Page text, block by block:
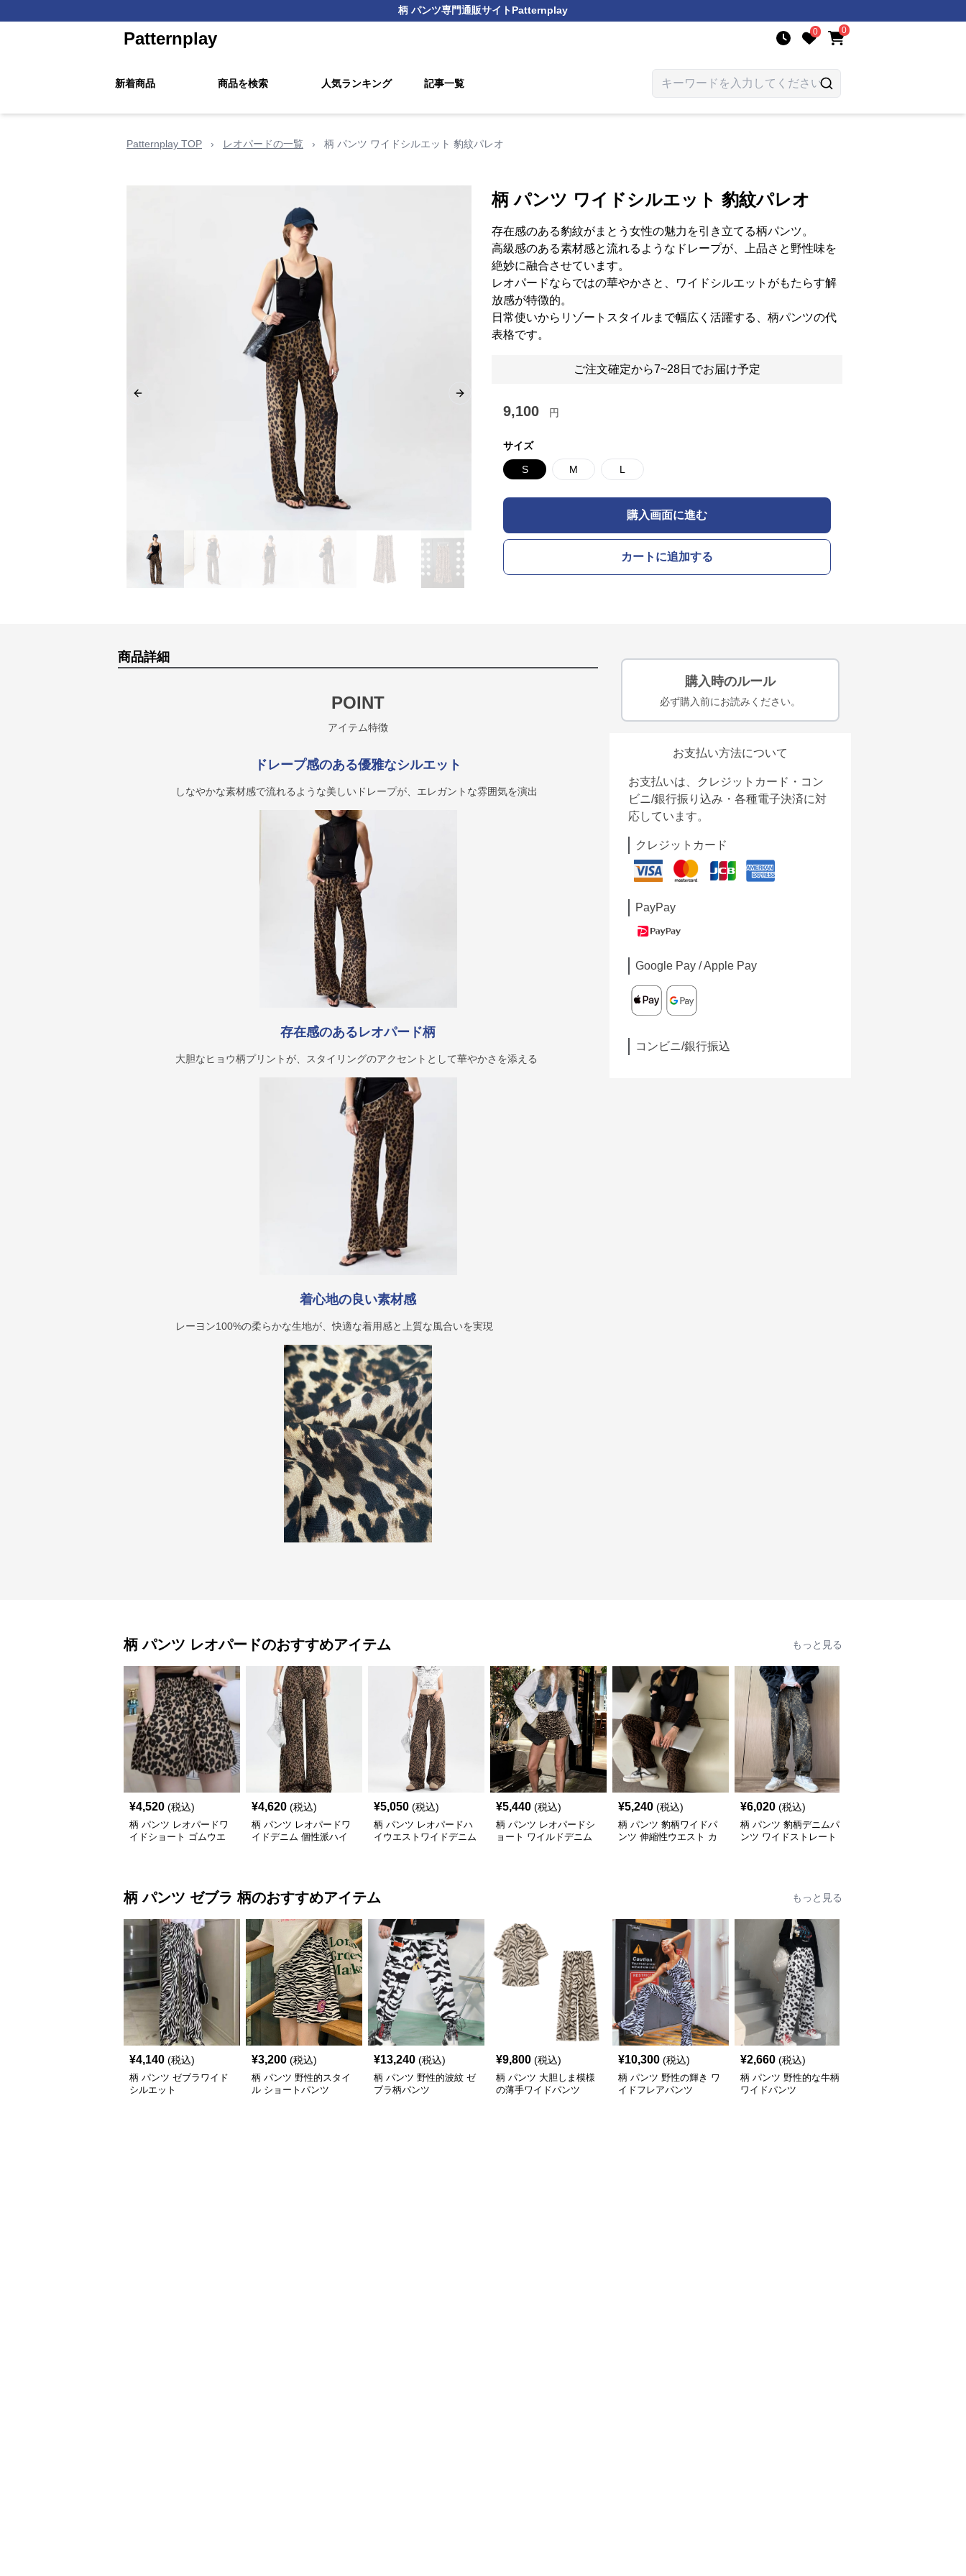
柄 パンツ専門通販サイトPatternplay
Patternplay 0 0
新着商品 商品を検索 人気ランキング 記事一覧
Patternplay TOP › レオパードの一覧 › 柄 パンツ ワイドシルエット 豹紋パレオ
Previous slide Next slide
柄 パンツ ワイドシルエット 豹紋パレオ
存在感のある豹紋がまとう女性の魅力を引き立てる柄パンツ。
高級感のある素材感と流れるようなドレープが、上品さと野性味を
絶妙に融合させています。
レオパードならではの華やかさと、ワイドシルエットがもたらす解
放感が特徴的。
日常使いからリゾートスタイルまで幅広く活躍する、柄パンツの代
表格です。
ご注文確定から7~28日でお届け予定
9,100 円
サイズ
S M L
購入画面に進む
カートに追加する
商品詳細
POINT
アイテム特徴
ドレープ感のある優雅なシルエット
しなやかな素材感で流れるような美しいドレープが、エレガントな雰囲気を演出
存在感のあるレオパード柄
大胆なヒョウ柄プリントが、スタイリングのアクセントとして華やかさを添える
着心地の良い素材感
レーヨン100%の柔らかな生地が、快適な着用感と上質な風合いを実現
購入時のルール
必ず購入前にお読みください。
お支払い方法について
お支払いは、クレジットカード・コン
ビニ/銀行振り込み・各種電子決済に対
応しています。
クレジットカード
PayPay
Google Pay / Apple Pay
コンビニ/銀行振込
柄 パンツ レオパードのおすすめアイテム もっと見る
¥4,520 (税込)
柄 パンツ レオパードワ
イドショート ゴムウエ
¥4,620 (税込)
柄 パンツ レオパードワ
イドデニム 個性派ハイ
¥5,050 (税込)
柄 パンツ レオパードハ
イウエストワイドデニム
¥5,440 (税込)
柄 パンツ レオパードシ
ョート ワイルドデニム
¥5,240 (税込)
柄 パンツ 豹柄ワイドパ
ンツ 伸縮性ウエスト カ
¥6,020 (税込)
柄 パンツ 豹柄デニムパ
ンツ ワイドストレート
柄 パンツ ゼブラ 柄のおすすめアイテム もっと見る
¥4,140 (税込)
柄 パンツ ゼブラワイド
シルエット
¥3,200 (税込)
柄 パンツ 野性的スタイ
ル ショートパンツ
¥13,240 (税込)
柄 パンツ 野性的波紋 ゼ
ブラ柄パンツ
¥9,800 (税込)
柄 パンツ 大胆しま模様
の薄手ワイドパンツ
¥10,300 (税込)
柄 パンツ 野性の輝き ワ
イドフレアパンツ
¥2,660 (税込)
柄 パンツ 野性的な牛柄
ワイドパンツ